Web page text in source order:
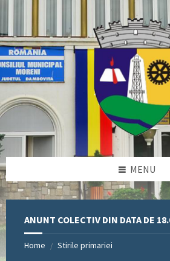
sidebar
sidebar
MENU
ANUNT COLECTIV DIN DATA DE
Home / Stirile primariei